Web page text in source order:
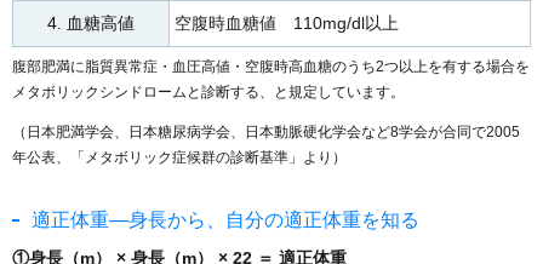
4. 血糖高値 空腹時血糖値 110mg/dl以上
腹部肥満に脂質異常症・血圧高値・空腹時高血糖のうち2つ以上を有する場合を
メタボリックシンドロームと診断する、と規定しています。
（日本肥満学会、日本糖尿病学会、日本動脈硬化学会など8学会が合同で2005
年公表、「メタボリック症候群の診断基準」より）
適正体重―身長から、自分の適正体重を知る
①身長（m） × 身長（m） × 22 ＝ 適正体重